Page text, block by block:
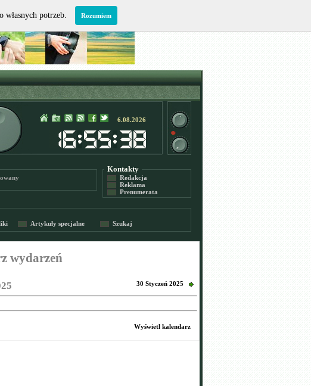
6.08.2026
Kontakty
Redakcja
Reklama
Prenumerata
Artykuły specjalne Szukaj
wydarzeń
30 Styczeń 2025
Wyświetl kalendarz
własnych potrzeb. Rozumiem